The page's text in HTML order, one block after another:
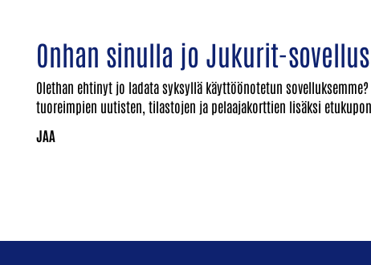
Onhan sinulla jo Jukurit-
Olethan ehtinyt jo ladata syksyllä käyttöönotetun
tuoreimpien uutisten, tilastojen ja pelaajakorttien lisäksi